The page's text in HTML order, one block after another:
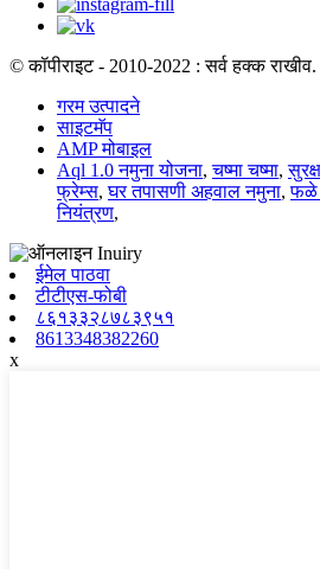
© कॉपीराइट - 2010-2022 : सर्व हक्क राखीव.
गरम उत्पादने
साइटमॅप
AMP मोबाइल
Aql 1.0 नमुना योजना,चष्मा चष्मा,
फ्रेम्स,घर तपासणी अहवाल नमुना,फळे
नियंत्रण,
ईमेल पाठवा
टीटीएस-फोबी
८६१३३२८७८३९५१
8613348382260
x